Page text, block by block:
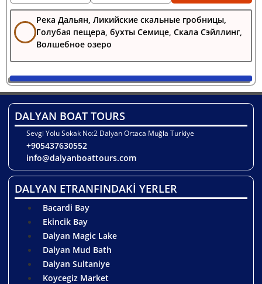
Река Дальян, Ликийские скальные гробницы,
Голубая пещера, бухты Семице, Скала Сэйллинг,
Волшебное озеро
DALYAN BOAT TOURS
Sevgi Yolu Sokak No:2 Dalyan Ortaca Muğla Turkiye
+905437630552
info@dalyanboattours.com
DALYAN ETRANFINDAKİ YERLER
Bacardi Bay
Ekincik Bay
Dalyan Magic Lake
Dalyan Mud Bath
Dalyan Sultaniye
Koycegiz Market